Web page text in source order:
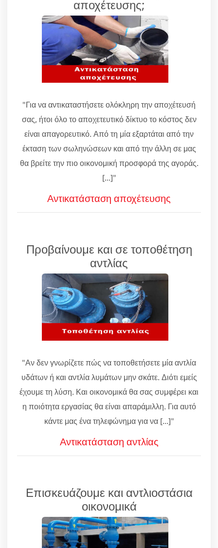
αποχέτευσης;
"Για να αντικαταστήσετε ολόκληρη την αποχέτευσή
σας, ήτοι όλο το αποχετευτικό δίκτυο το κόστος δεν
είναι απαγορευτικό. Από τη μία εξαρτάται από την
έκταση των σωληνώσεων και από την άλλη σε μας
θα βρείτε την πιο οικονομική προσφορά της αγοράς.
[...]"
Αντικατάσταση αποχέτευσης
Προβαίνουμε και σε τοποθέτηση
αντλίας
"Αν δεν γνωρίζετε πώς να τοποθετήσετε μία αντλία
υδάτων ή και αντλία λυμάτων μην σκάτε. Διότι εμείς
έχουμε τη λύση. Και οικονομικά θα σας συμφέρει και
η ποιότητα εργασίας θα είναι απαράμιλλη. Για αυτό
κάντε μας ένα τηλεφώνημα για να [...]"
Αντικατάσταση αντλίας
Επισκευάζουμε και αντλιοστάσια
οικονομικά